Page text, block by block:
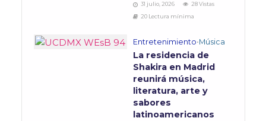
31 julio, 2026
28 Vistas
20 Lectura mínima
Entretenimiento•Música
La residencia de
Shakira en Madrid
reunirá música,
literatura, arte y
sabores
latinoamericanos